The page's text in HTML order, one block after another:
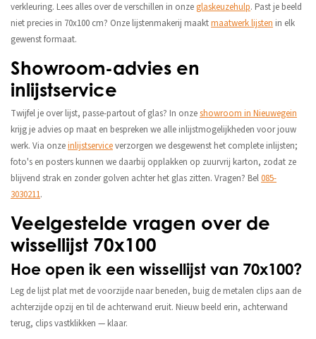
verkleuring. Lees alles over de verschillen in onzeglaskeuzehulp. Past je beeld
niet precies in 70x100 cm? Onze lijstenmakerij maaktmaatwerk lijsten in elk
gewenst formaat.
Showroom-advies en
inlijstservice
Twijfel je over lijst, passe-partout of glas? In onzeshowroom in Nieuwegein
krijg je advies op maat en bespreken we alle inlijstmogelijkheden voor jouw
werk. Via onzeinlijstserviceverzorgen we desgewenst het complete inlijsten;
foto's en posters kunnen we daarbij opplakken op zuurvrij karton, zodat ze
blijvend strak en zonder golven achter het glas zitten. Vragen? Bel085-
3030211.
Veelgestelde vragen over de
wissellijst 70x100
Hoe open ik een wissellijst van 70x100?
Leg de lijst plat met de voorzijde naar beneden, buig de metalen clips aan de
achterzijde opzij en til de achterwand eruit. Nieuw beeld erin, achterwand
terug, clips vastklikken — klaar.